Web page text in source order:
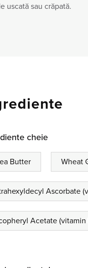
uscată sau crăpată.
cheie
Butter Wheat
Ascorbate
Acetate (vitamin